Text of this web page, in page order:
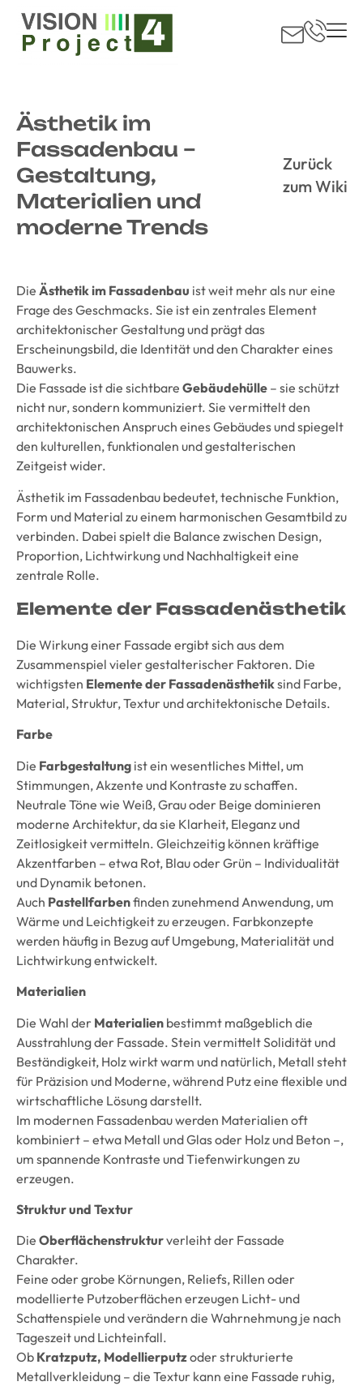
Ästhetik im
Fassadenbau –
Gestaltung,
Materialien und
moderne Trends
Zurück
zum Wiki
Die Ästhetik im Fassadenbau ist weit mehr als nur eine
Frage des Geschmacks. Sie ist ein zentrales Element
architektonischer Gestaltung und prägt das
Erscheinungsbild, die Identität und den Charakter eines
Bauwerks.
Die Fassade ist die sichtbare Gebäudehülle – sie schützt
nicht nur, sondern kommuniziert. Sie vermittelt den
architektonischen Anspruch eines Gebäudes und spiegelt
den kulturellen, funktionalen und gestalterischen
Zeitgeist wider.
Ästhetik im Fassadenbau bedeutet, technische Funktion,
Form und Material zu einem harmonischen Gesamtbild zu
verbinden. Dabei spielt die Balance zwischen Design,
Proportion, Lichtwirkung und Nachhaltigkeit eine
zentrale Rolle.
Elemente der Fassadenästhetik
Die Wirkung einer Fassade ergibt sich aus dem
Zusammenspiel vieler gestalterischer Faktoren. Die
wichtigsten Elemente der Fassadenästhetiksind Farbe,
Material, Struktur, Textur und architektonische Details.
Farbe
Die Farbgestaltung ist ein wesentliches Mittel, um
Stimmungen, Akzente und Kontraste zu schaffen.
Neutrale Töne wie Weiß, Grau oder Beige dominieren
moderne Architektur, da sie Klarheit, Eleganz und
Zeitlosigkeit vermitteln. Gleichzeitig können kräftige
Akzentfarben – etwa Rot, Blau oder Grün – Individualität
und Dynamik betonen.
Auch Pastellfarbenfinden zunehmend Anwendung, um
Wärme und Leichtigkeit zu erzeugen. Farbkonzepte
werden häufig in Bezug auf Umgebung, Materialität und
Lichtwirkung entwickelt.
Materialien
Die Wahl der Materialien bestimmt maßgeblich die
Ausstrahlung der Fassade. Stein vermittelt Solidität und
Beständigkeit, Holz wirkt warm und natürlich, Metall steht
für Präzision und Moderne, während Putz eine flexible und
wirtschaftliche Lösung darstellt.
Im modernen Fassadenbau werden Materialien oft
kombiniert – etwa Metall und Glas oder Holz und Beton –,
um spannende Kontraste und Tiefenwirkungen zu
erzeugen.
Struktur und Textur
Die Oberflächenstrukturverleiht der Fassade
Charakter.
Feine oder grobe Körnungen, Reliefs, Rillen oder
modellierte Putzoberflächen erzeugen Licht- und
Schattenspiele und verändern die Wahrnehmung je nach
Tageszeit und Lichteinfall.
Ob Kratzputz, Modellierputzoder strukturierte
Metallverkleidung – die Textur kann eine Fassade ruhig,